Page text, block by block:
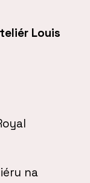
Louis
na